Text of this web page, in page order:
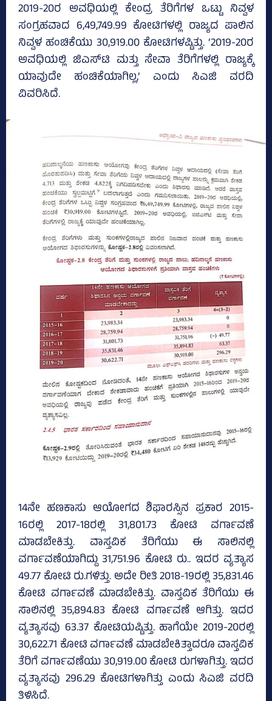
2019-20ರ ಅವಧಿಯಲ್ಲಿ ಕೇಂದ್ರ ತೆರಿಗೆಗಳ ಒಟ್ಟು ನಿವ್ವಳ
ಸಂಗ್ರಹವಾದ 6,49,749.99 ಕೋಟಿಗಳಲ್ಲಿ ರಾಜ್ಯದ ಪಾಲಿನ
ನಿವ್ವಳ ಹಂಚಿಕೆಯು 30,919.00 ಕೋಟಿಗಳಷ್ಟಿತ್ತು. ‘2019-20ರ
ಅವಧಿಯಲ್ಲಿ ಜಿಎಸ್‌ಟಿ ಮತ್ತು ಸೇವಾ ತೆರಿಗೆಗಳಲ್ಲಿ ರಾಜ್ಯಕ್ಕೆ
ಯಾವುದೇ ಹಂಚಿಕೆಯಾಗಿಲ್ಲ,’ ಎಂದು ಸಿಎಜಿ ವರದಿ
ವಿವರಿಸಿದೆ.
14ನೇ ಹಣಕಾಸು ಆಯೋಗದ ಶಿಫಾರಸ್ಸಿನ ಪ್ರಕಾರ 2015-
16ರಲ್ಲಿ 2017-18ರಲ್ಲಿ 31,801.73 ಕೋಟಿ ವರ್ಗಾವಣೆ
ಮಾಡಬೇಕಿತ್ತು. ವಾಸ್ತವಿಕ ತೆರಿಗೆಯು ಈ ಸಾಲಿನಲ್ಲಿ
ವರ್ಗಾವಣೆಯಾಗಿದ್ದು 31,751.96 ಕೋಟಿ ರು.. ಇದರ ವ್ಯತ್ಯಾಸ
49.77 ಕೋಟಿ ರು.ಗಳಿತ್ತು. ಅದೇ ರೀತಿ 2018-19ರಲ್ಲಿ 35,831.46
ಕೋಟಿ ವರ್ಗಾವಣೆ ಮಾಡಬೇಕಿತ್ತು. ವಾಸ್ತವಿಕ ತೆರಿಗೆಯು ಈ
ಸಾಲಿನಲ್ಲಿ 35,894.83 ಕೋಟಿ ವರ್ಗಾವಣೆ ಆಗಿತ್ತು. ಇದರ
ವ್ಯತ್ಯಾಸವು 63.37 ಕೋಟಿಯಷ್ಟಿತ್ತು. ಹಾಗೆಯೇ 2019-20ರಲ್ಲಿ
30,622.71 ಕೋಟಿ ವರ್ಗಾವಣೆ ಮಾಡಬೇಕಿತ್ತಾದರೂ ವಾಸ್ತವಿಕ
ತೆರಿಗೆ ವರ್ಗಾವಣೆಯು 30,919.00 ಕೋಟಿ ರುಗಳಾಗಿತ್ತು. ಇದರ
ವ್ಯತ್ಯಾಸವು 296.29 ಕೋಟಿಗಳಾಗಿತ್ತು ಎಂದು ಸಿಎಜಿ ವರದಿ
ತಿಳಿಸಿದೆ.